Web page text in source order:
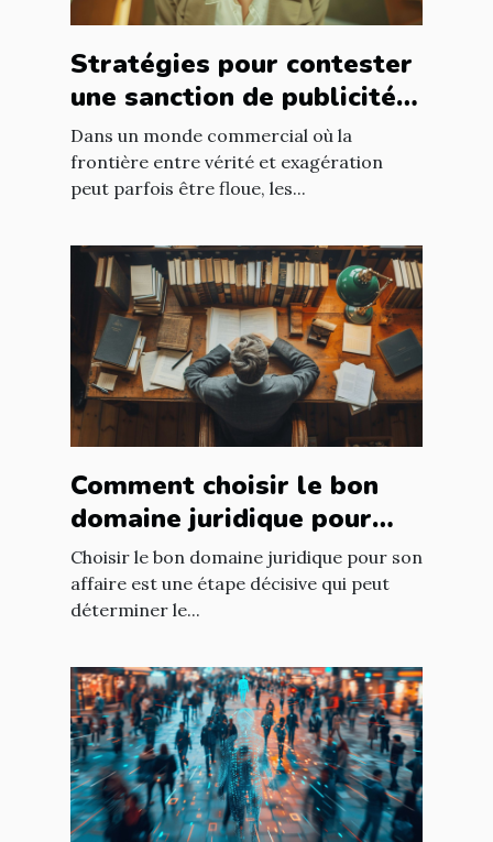
Stratégies pour contester
une sanction de publicité
mensongère
Dans un monde commercial où la
frontière entre vérité et exagération
peut parfois être floue, les...
Comment choisir le bon
domaine juridique pour
votre affaire
Choisir le bon domaine juridique pour son
affaire est une étape décisive qui peut
déterminer le...